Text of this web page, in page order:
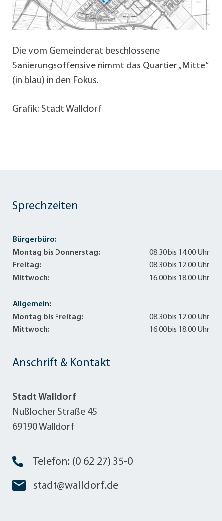
Die vom Gemeinderat beschlossene
Sanierungsoffensive nimmt das Quartier „Mitte“
(in blau) in den Fokus.
Grafik: Stadt Walldorf
Anschrift & Kontakt
Stadt Walldorf
Nußlocher Straße 45
69190 Walldorf
Telefon: (0 62 27) 35-0
stadt@walldorf.de
Sprechzeiten
Bürgerbüro:
Montag bis Donnerstag:
08.30 bis 14.00 Uhr
Freitag:
08.30 bis 12.00 Uhr
Mittwoch:
16.00 bis 18.00 Uhr
Allgemein:
Montag bis Freitag:
08.30 bis 12.00 Uhr
Mittwoch:
16.00 bis 18.00 Uhr